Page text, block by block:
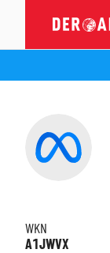
WKN
A1JWVX